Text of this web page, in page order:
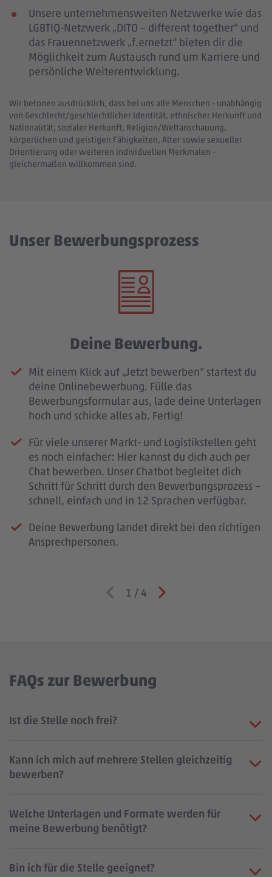
Unsere unternehmensweiten Netzwerke wie das
LGBTIQ-Netzwerk „DITO – different together“ und
das Frauennetzwerk „f.ernetzt“ bieten dir die
Möglichkeit zum Austausch rund um Karriere und
persönliche Weiterentwicklung.
Wir betonen ausdrücklich, dass bei uns alle Menschen - unabhängig
von Geschlecht/geschlechtlicher Identität, ethnischer Herkunft und
Nationalität, sozialer Herkunft, Religion/Weltanschauung,
körperlichen und geistigen Fähigkeiten, Alter sowie sexueller
Orientierung oder weiteren individuellen Merkmalen -
gleichermaßen willkommen sind.
Unser Bewerbungsprozess
Deine Bewerbung.
Mit einem Klick auf „Jetzt bewerben“ startest du
deine Onlinebewerbung. Fülle das
Bewerbungsformular aus, lade deine Unterlagen
hoch und schicke alles ab. Fertig!
Für viele unserer Markt- und Logistikstellen geht
es noch einfacher: Hier kannst du dich auch per
Chat bewerben. Unser Chatbot begleitet dich
Schritt für Schritt durch den Bewerbungsprozess –
schnell, einfach und in 12 Sprachen verfügbar.
Deine Bewerbung landet direkt bei den richtigen
Ansprechpersonen.
1 / 4
FAQs zur Bewerbung
Ist die Stelle noch frei?
Kann ich mich auf mehrere Stellen gleichzeitig
bewerben?
Welche Unterlagen und Formate werden für
meine Bewerbung benötigt?
Bin ich für die Stelle geeignet?